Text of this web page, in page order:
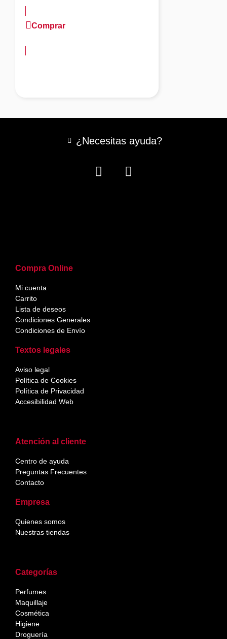
Comprar
Categorías
Perfumes
Maquillaje
Cosmética
Higiene
Droguería
Atención al cliente
Centro de ayuda
Preguntas Frecuentes
Contacto
Empresa
Quienes somos
Nuestras tiendas
Compra Online
Mi cuenta
Carrito
Lista de deseos
Condiciones Generales
Condiciones de Envío
Textos legales
Aviso legal
Política de Cookies
Política de Privacidad
Accesibilidad Web
¿Necesitas ayuda?